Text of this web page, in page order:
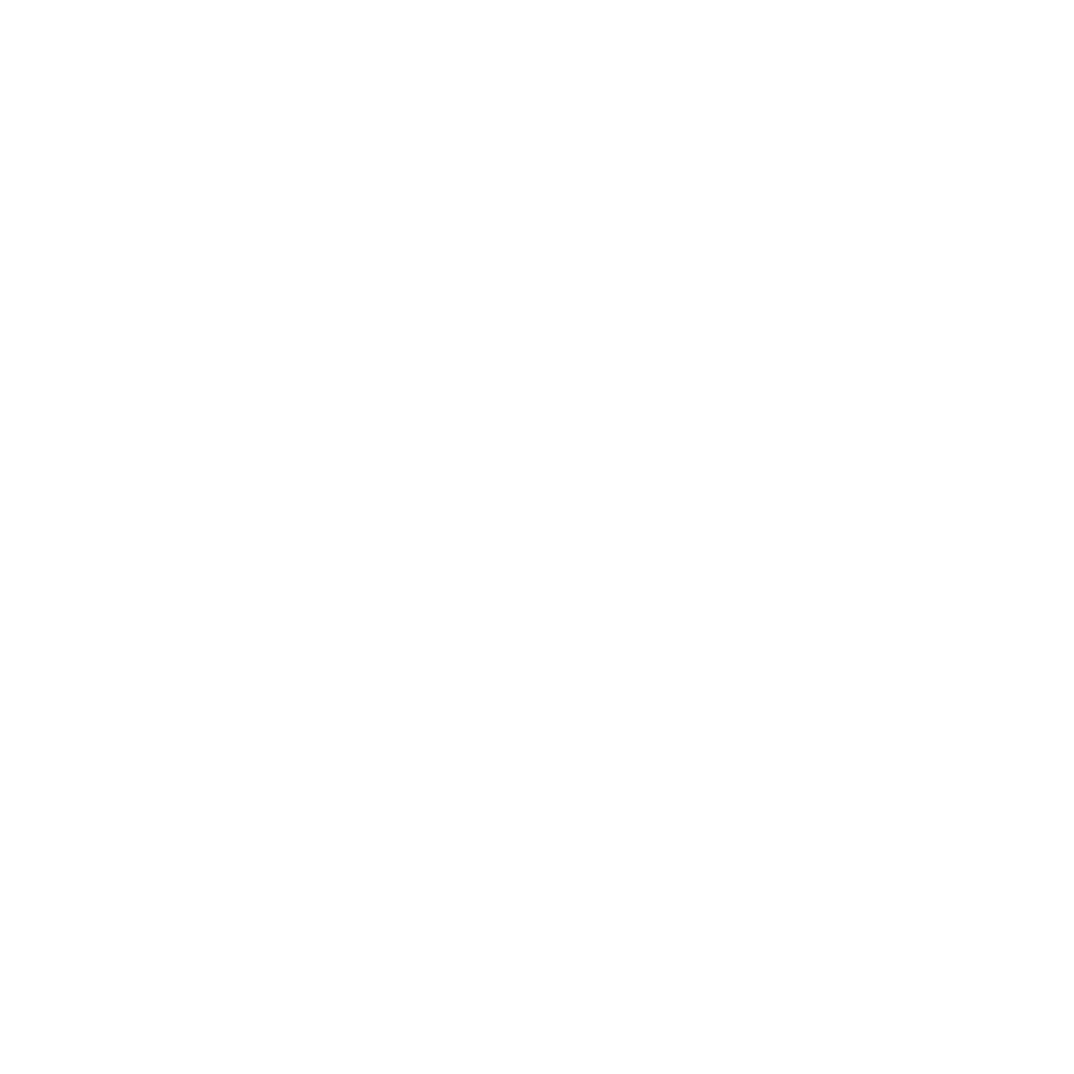
koupelna s dešťovou sprchou, espresso kávovar Nespresso a výběr z čajů, WiFi, fén, luxusní ložní prádlo, župany a pantofle a lze také
voda. Některé pokoje mají volně stojící vanu.
postel, minerální voda zdarma.
zdarma.